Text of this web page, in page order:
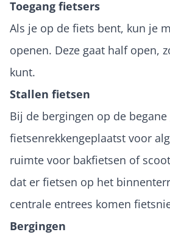
Toegang fietsers
Als je op de fiets bent, kun je
openen. Deze gaat half open,
kunt.
Stallen fietsen
Bij de bergingen op de
fietsenrekkengeplaatst voor
ruimte voor bakfietsen of
dat er fietsen op het
centrale entrees komen
Bergingen